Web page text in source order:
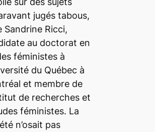
jugés tabous,
Sandrine Ricci,
au doctorat en
féministes à
du Québec à
et membre de
de recherches et
féministes. La
n’osait pas